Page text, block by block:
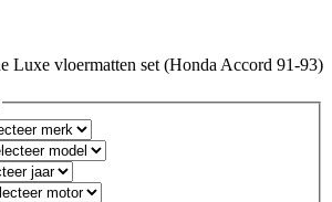
Luxe vloermatten set (Honda Accord 91-93)